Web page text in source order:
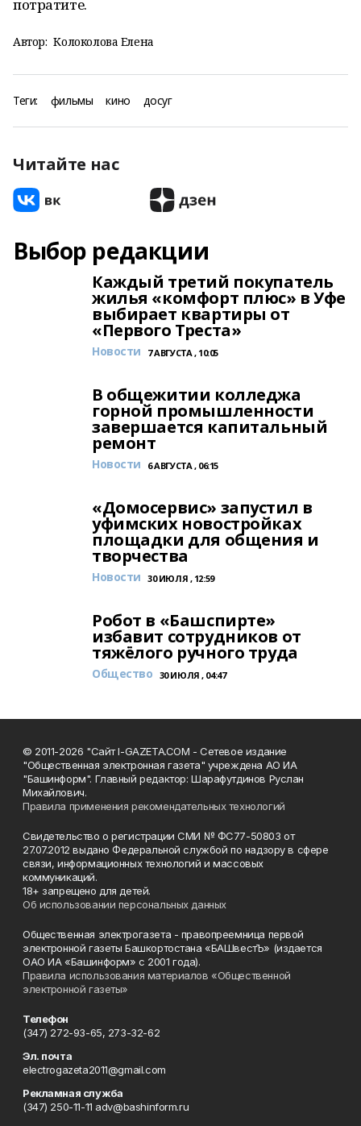
потратите.
Автор: Колоколова Елена
Теги: фильмы кино досуг
Читайте нас
Выбор редакции
Каждый третий покупатель
жилья «комфорт плюс» в Уфе
выбирает квартиры от
«Первого Треста»
Новости 7 АВГУСТА , 10:05
В общежитии колледжа
горной промышленности
завершается капитальный
ремонт
Новости 6 АВГУСТА , 06:15
«Домосервис» запустил в
уфимских новостройках
площадки для общения и
творчества
Новости 30 ИЮЛЯ , 12:59
Робот в «Башспирте»
избавит сотрудников от
тяжёлого ручного труда
Общество 30 ИЮЛЯ , 04:47
© 2011-2026 "Сайт I-GAZETA.COM - Сетевое издание
"Общественная электронная газета" учреждена АО ИА
"Башинформ". Главный редактор: Шарафутдинов Руслан
Михайлович.
Правила применения рекомендательных технологий
Свидетельство о регистрации СМИ № ФС77-50803 от
27.07.2012 выдано Федеральной службой по надзору в сфере
связи, информационных технологий и массовых
коммуникаций.
18+ запрещено для детей.
Об использовании персональных данных
Общественная электрогазета - правопреемница первой
электронной газеты Башкортостана «БАШвестЪ» (издается
ОАО ИА «Башинформ» с 2001 года).
Правила использования материалов «Общественной
электронной газеты»
Телефон
(347) 272-93-65, 273-32-62
Эл. почта
electrogazeta2011@gmail.com
Рекламная служба
(347) 250-11-11 adv@bashinform.ru